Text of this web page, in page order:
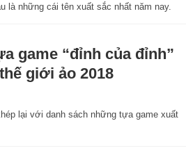
là những cái tên xuất sắc nhất năm nay.
game “đỉnh của đỉnh”
giới ảo 2018
lại với danh sách những tựa game xuất